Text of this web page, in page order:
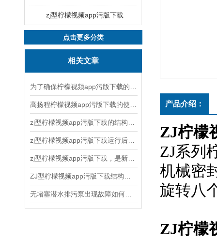
zj型柠檬视频app污版下载
点击更多分类
相关文章
产品介绍：
ZJ柠檬
ZJ系列
机械密
旋转八
ZJ柠檬